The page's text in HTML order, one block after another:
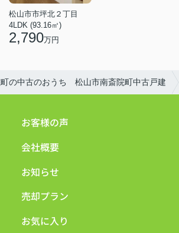
松山市市坪北２丁目
4LDK (93.16㎡)
2,790万円
の中古のおうち 松山市南斎院町中古戸建
お客様の声
会社概要
お知らせ
売却プラン
お気に入り